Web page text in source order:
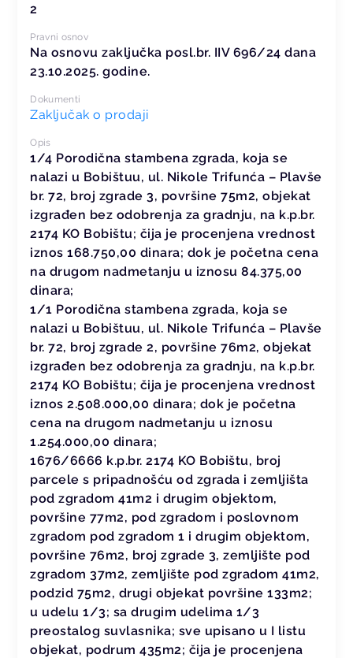
2
Pravni osnov
Na osnovu zaključka posl.br. IIV 696/24 dana
23.10.2025. godine.
Dokumenti
Zaključak o prodaji
Opis
1/4 Porodična stambena zgrada, koja se
nalazi u Bobištuu, ul. Nikole Trifunća – Plavše
br. 72, broj zgrade 3, površine 75m2, objekat
izgrađen bez odobrenja za gradnju, na k.p.br.
2174 KO Bobištu; čija je procenjena vrednost
iznos 168.750,00 dinara; dok je početna cena
na drugom nadmetanju u iznosu 84.375,00
dinara;
1/1 Porodična stambena zgrada, koja se
nalazi u Bobištuu, ul. Nikole Trifunća – Plavše
br. 72, broj zgrade 2, površine 76m2, objekat
izgrađen bez odobrenja za gradnju, na k.p.br.
2174 KO Bobištu; čija je procenjena vrednost
iznos 2.508.000,00 dinara; dok je početna
cena na drugom nadmetanju u iznosu
1.254.000,00 dinara;
1676/6666 k.p.br. 2174 KO Bobištu, broj
parcele s pripadnošću od zgrada i zemljišta
pod zgradom 41m2 i drugim objektom,
površine 77m2, pod zgradom i poslovnom
zgradom pod zgradom 1 i drugim objektom,
površine 76m2, broj zgrade 3, zemljište pod
zgradom 37m2, zemljište pod zgradom 41m2,
podzid 75m2, drugi objekat površine 133m2;
u udelu 1/3; sa drugim udelima 1/3
preostalog suvlasnika; sve upisano u I listu
objekat, podrum 435m2; čija je procenjena